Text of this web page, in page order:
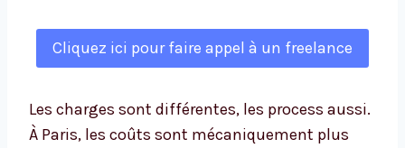
Cliquez ici pour faire appel à un freelance
Les charges sont différentes, les process aussi.
À Paris, les coûts sont mécaniquement plus